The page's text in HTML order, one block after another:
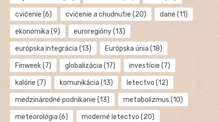
cvičenie (6) cvičenie a chudnutie (20) dane (11)
ekonomika (9) euroregióny(13)
európska integrácia (13) Európska únia (18)
Finweek(7) globalizácia (17) investície (7)
kalórie (7) komunikácia (13) letectvo (12)
medzinárodné podnikanie (13) metabolizmus (10)
meteorológia (6) moderné letectvo (20)